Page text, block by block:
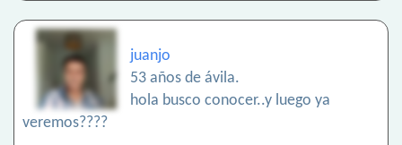
juanjo
53 años de ávila.
hola busco conocer..y luego ya
veremos????